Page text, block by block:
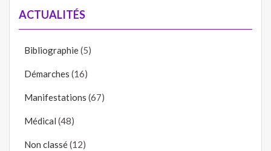
ACTUALITÉS
Bibliographie(5)
Démarches (16)
Manifestations (67)
Médical (48)
Non classé(12)